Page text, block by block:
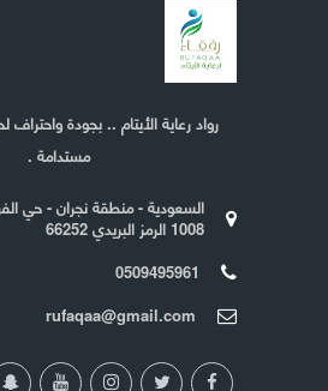
رواد رعاية الأيتام .. بجودة واحتراف
مستدامة .
السعودية - منطقة نجران - حي
1008 الرمز البريدي 66252
0509495961
rufaqaa@gmail.com